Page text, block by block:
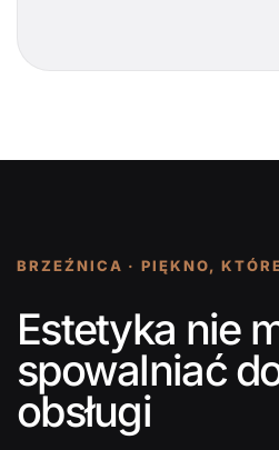
BRZEŹNICA · PIĘKNO,
Estetyka nie
spowalniać
obsługi